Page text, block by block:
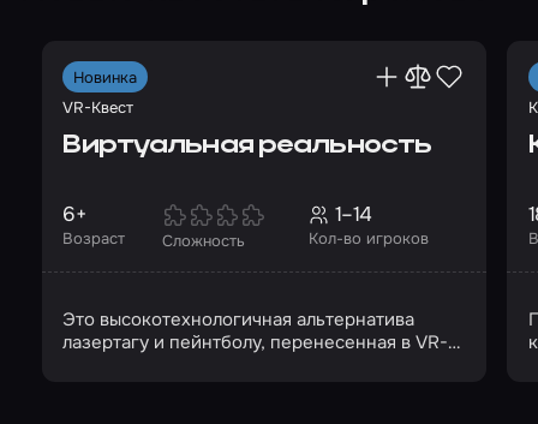
Новинка
VR-Квест
Виртуальная реальность
Возраст
6+
Сложность Кол-во игроков
1–14
Это высокотехнологичная альтернатива
лазертагу и пейнтболу, перенесенная в VR-